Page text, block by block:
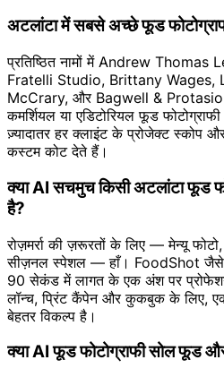
अटलांटा में सबसे अच्छे फूड
प्रतिष्ठित नामों में Andrew
Fratelli Studio, Brittany Wages,
McCrary, और Bagwell & Protasio
कमर्शियल या एडिटोरियल फूड
ज़्यादातर हर क्लाइंट के प्रोजेक्ट स्कोप
कस्टम कोट देते हैं।
क्या AI सचमुच किसी अटलांटा फूड
है?
रोज़मर्रा की ज़रूरतों के लिए — मेन्यू फोटो,
सीज़नल स्पेशल — हाँ। FoodShot जैसे
90 सेकंड में लागत के एक अंश पर
लॉन्च, प्रिंट कैंपेन और कुकबुक के लिए, एक
बेहतर विकल्प है।
क्या AI फूड फोटोग्राफी सोल फूड